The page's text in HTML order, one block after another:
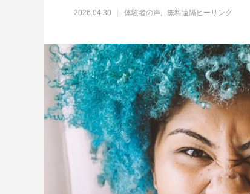
2026.04.30 体験者の声 無料遠隔ヒーリング